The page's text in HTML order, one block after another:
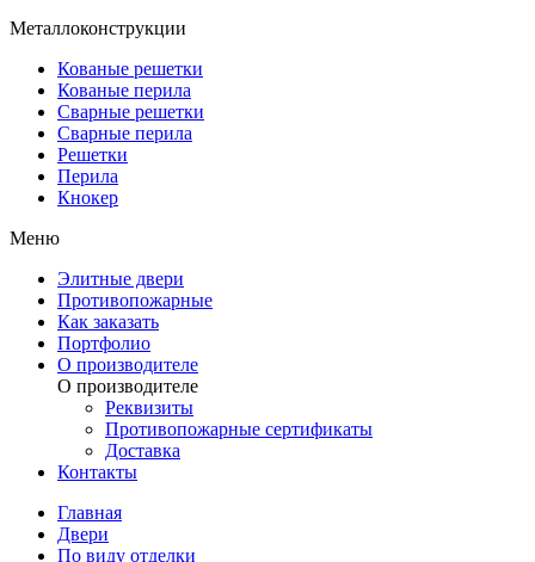
Металлоконструкции
Кованые решетки
Кованые перила
Сварные решетки
Сварные перила
Решетки
Перила
Кнокер
Меню
Элитные двери
Противопожарные
Как заказать
Портфолио
О производителе
О производителе
Реквизиты
Противопожарные сертификаты
Доставка
Контакты
Главная
Двери
По виду отделки